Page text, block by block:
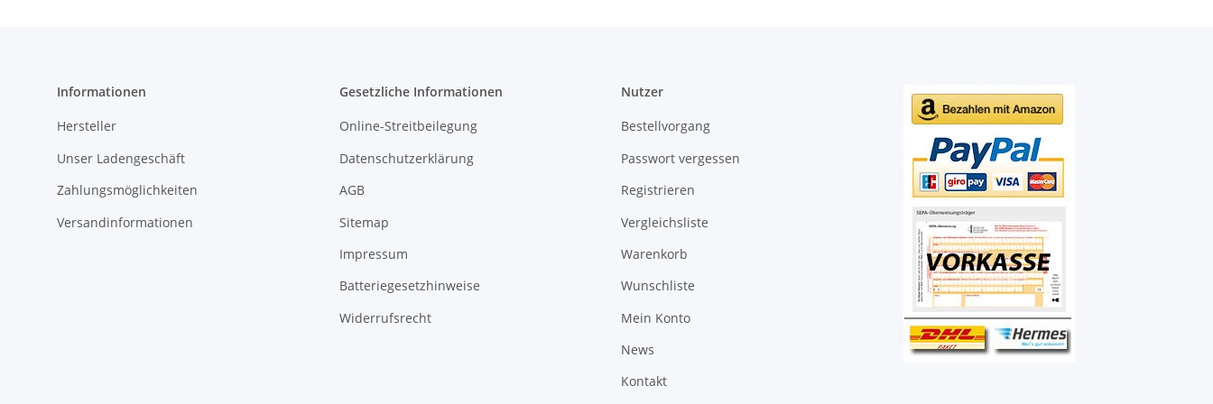
Informationen
Hersteller
Unser Ladengeschäft
Zahlungsmöglichkeiten
Versandinformationen
Gesetzliche Informationen
Online-Streitbeilegung
Datenschutzerklärung
AGB
Sitemap
Impressum
Batteriegesetzhinweise
Widerrufsrecht
Nutzer
Bestellvorgang
Passwort vergessen
Registrieren
Vergleichsliste
Warenkorb
Wunschliste
Mein Konto
News
Kontakt